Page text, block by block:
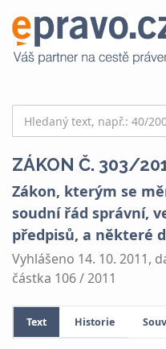
ZÁKON Č. 303/
Zákon, kterým se
soudní řád správní,
předpisů, a některé
Vyhlášeno 14. 10. 2011,
částka 106 / 2011
Text Historie